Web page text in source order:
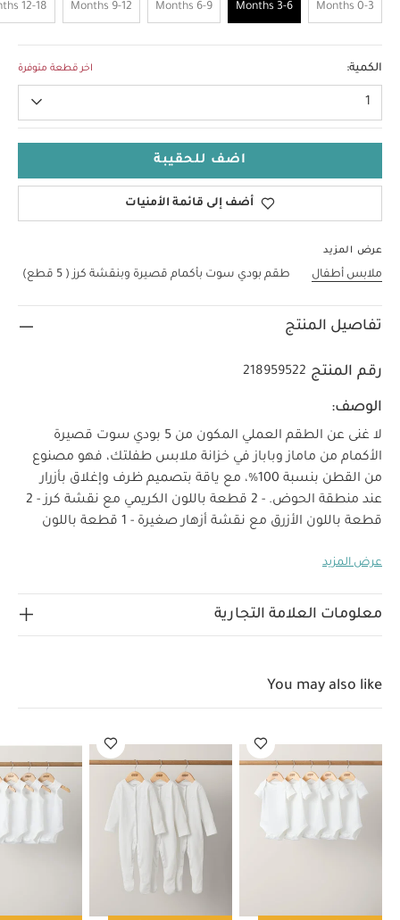
0-3 Months
3-6 Months
6-9 Months
9-12 Months
12-18 Months
الكمية: اخر قطعة متوفرة
1
اضف للحقيبة
أضف إلى قائمة الأمنيات
عرض المزيد
ملابس أطفال طقم بودي سوت بأكمام قصيرة وبنقشة كرز ( 5 قطع)
تفاصيل المنتج
رقم المنتج 218959522
الوصف:
لا غنى عن الطقم العملي المكون من 5 بودي سوت قصيرة
الأكمام من ماماز وباباز في خزانة ملابس طفلتك، فهو مصنوع
من القطن بنسبة 100%، مع ياقة بتصميم ظرف وإغلاق بأزرار
عند منطقة الحوض. - 2 قطعة باللون الكريمي مع نقشة كرز - 2
قطعة باللون الأزرق مع نقشة أزهار صغيرة - 1 قطعة باللون
عملي للصغار، يتضمن بودي سوت قصير الأكمام للفتيات ياقة
الملابس، وقطعتين باللون الكريمي مع نقشة كرز مرحة،
100% قطن
درجة حرارة 40
تنظف الألوان الداكنة بشكل منفصل
من الداخل قد يعجبك أيضاً:طقم ألبسة قطعة واحدة بأكمام قصيرة
قماش عضوي بلون أبيض - 5 قطع
طقم بيجاما قطعة واحدة عضوية
بلون أبيض - 3 قطع
طقم ألبسة قطعة واحدة بدون أكمام قماش عضوي
بلون أبيض - 5 قطع
بنطال سمارت بأزرار
طقم لباس قطعة واحدة
عرض المزيد
معلومات العلامة التجارية
You may also like